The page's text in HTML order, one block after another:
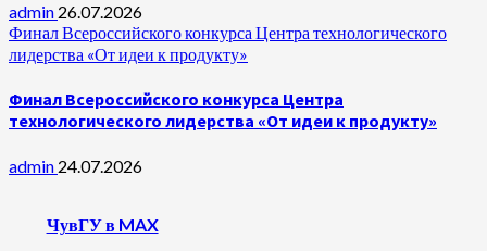
admin 26.07.2026
Финал Всероссийского конкурса Центра технологического
лидерства «От идеи к продукту»
Финал Всероссийского конкурса Центра
технологического лидерства «От идеи к продукту»
admin 24.07.2026
ЧувГУ в MAX